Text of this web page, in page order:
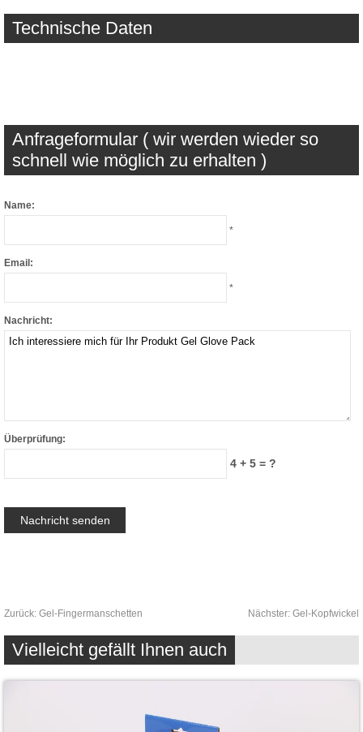
Technische Daten
Anfrageformular ( wir werden wieder so
schnell wie möglich zu erhalten )
Name:
*
Email:
*
Nachricht:
Überprüfung:
4 + 5 = ?
Zurück: Gel-Fingermanschetten Nächster: Gel-Kopfwickel
Vielleicht gefällt Ihnen auch